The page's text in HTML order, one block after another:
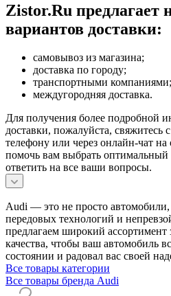
Zistor.Ru предлагает
вариантов доставки:
самовывоз из магазина;
доставка по городу;
транспортными компаниями;
междугородняя доставка.
Для получения более подробной
доставки, пожалуйста,
телефону или через онлайн-чат
помочь вам выбрать оптимальный
ответить на все ваши вопросы.
Audi — это не просто
передовых технологий и
предлагаем широкий ассортимент
качества, чтобы ваш автомобиль
состоянии и радовал вас своей
Все товары категории
Все товары бренда Audi